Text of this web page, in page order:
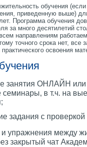
обучения
приведенную выше)
Программа обучения
за много десятилетий
направлениям
точного срока нет, все
освоения
занятия ОНЛАЙН
семинары, в т.ч. на
задания с
упражнения между
закрытый чат